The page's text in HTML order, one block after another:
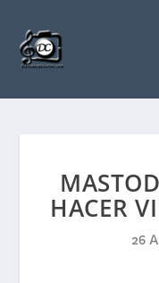
HACER
26